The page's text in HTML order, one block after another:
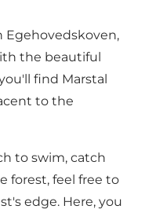
Egehovedskoven,
the beautiful
find Marstal
to the
to swim, catch
forest, feel free to
edge. Here, you